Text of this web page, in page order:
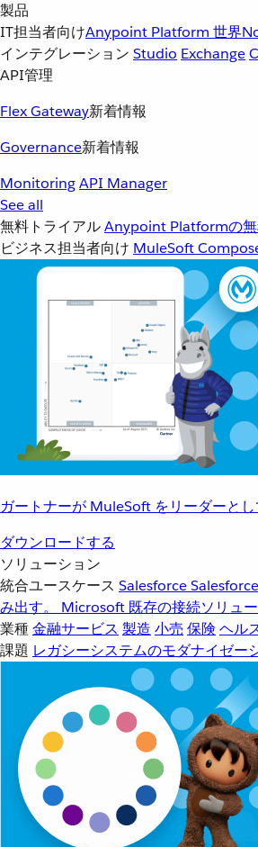
製品
IT担当者向けAnypoint Platform 世界
インテグレーション Studio Exchange
API管理
Flex Gateway新着情報
Governance新着情報
MonitoringAPI Manager
See all
無料トライアルAnypoint Platformの無
ビジネス担当者向け MuleSoft
ガートナーが MuleSoft をリーダーと
ダウンロードする
ソリューション
統合ユースケース Salesforce
み出す。
Microsoft 既存の接続ソリュ
業種金融サービス 製造 小売 保険 ヘル
課題 レガシーシステムのモダナイゼー